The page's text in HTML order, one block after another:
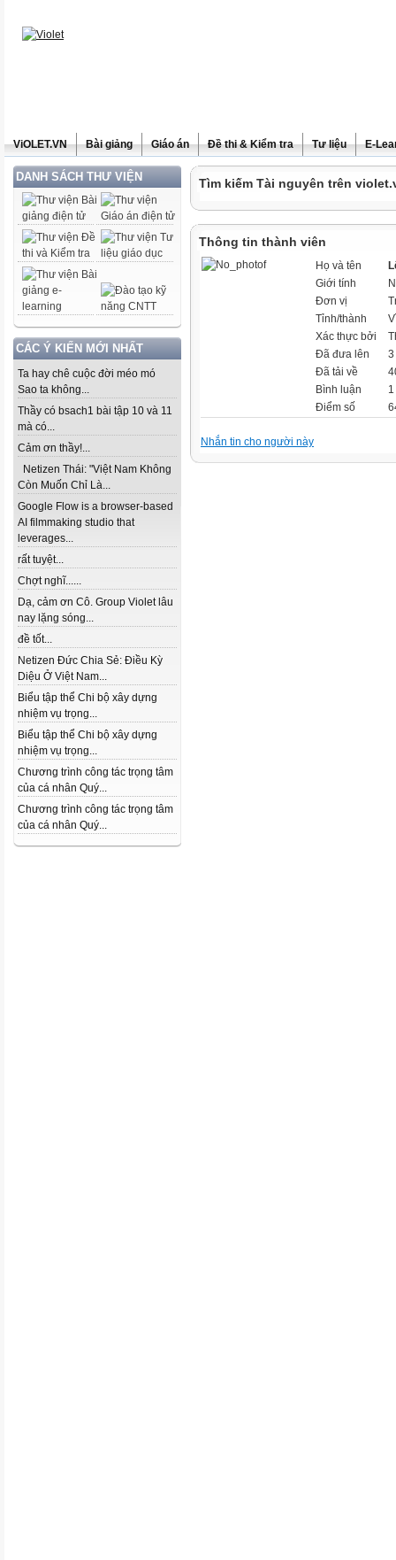
ViOLET.VN Bài giảng Giáo án Đề thi & Kiểm tra Tư liệu E-
DANH SÁCH THƯ VIỆN
CÁC Ý KIẾN MỚI NHẤT
Ta hay chê cuộc đời méo mó
Sao ta không...
Thầy có bsach1 bài tập 10 và 11
mà có...
Cảm ơn thầy!...
Netizen Thái: "Việt Nam Không
Còn Muốn Chỉ Là...
Google Flow is a browser-based
AI filmmaking studio that
leverages...
rất tuyệt...
Chợt nghĩ......
Dạ, cảm ơn Cô. Group Violet lâu
nay lặng sóng...
đề tốt...
Netizen Đức Chia Sẻ: Điều Kỳ
Diệu Ở Việt Nam...
Biểu tập thể Chi bộ xây dựng
nhiệm vụ trọng...
Biểu tập thể Chi bộ xây dựng
nhiệm vụ trọng...
Chương trình công tác trọng tâm
của cá nhân Quý...
Chương trình công tác trọng tâm
của cá nhân Quý...
Tìm kiếm Tài nguyên trên
Thông tin thành viên
Họ và tên
Giới tính
Đơn vị
Tỉnh/thành
Xác thực bởi
Đã đưa lên
3
Đã tải về
Bình luận
Điểm số
Nhắn tin cho người này